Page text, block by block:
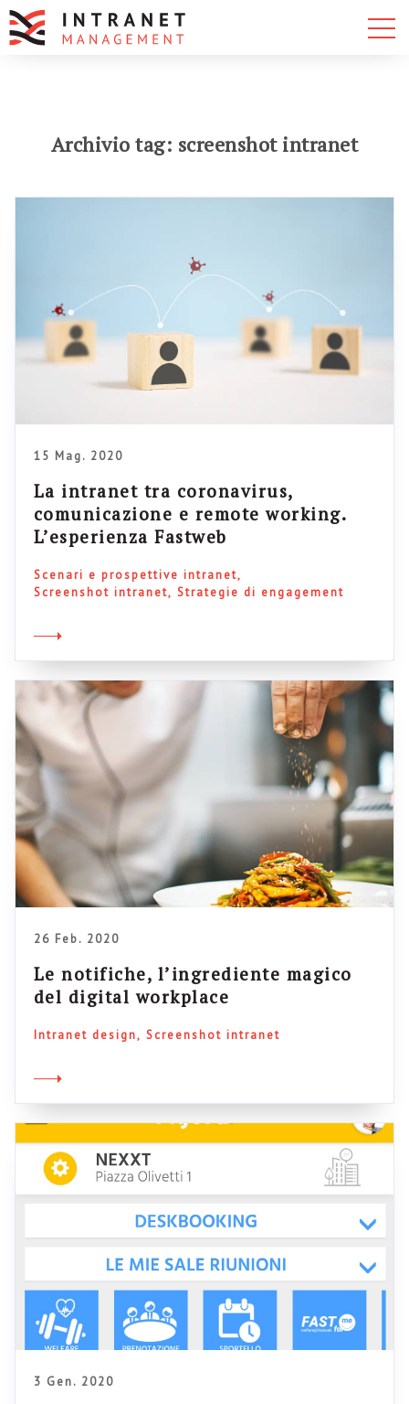
Archivio tag: screenshot intranet
15 Mag. 2020
La intranet tra coronavirus,
comunicazione e remote working.
L’esperienza Fastweb
Scenari e prospettive intranet
Screenshot intranet
Strategie di engagement
26 Feb. 2020
Le notifiche, l’ingrediente magico
del digital workplace
Intranet design Screenshot intranet
3 Gen. 2020